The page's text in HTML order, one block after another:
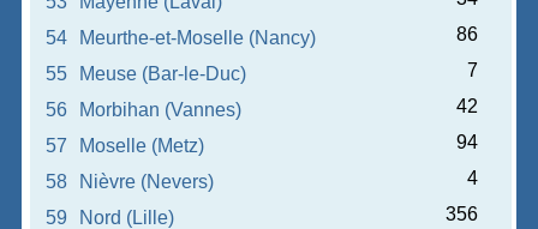
54
Meurthe-et-Moselle (Nancy)
86
55
Meuse (Bar-le-Duc)
7
56
Morbihan (Vannes)
42
57
Moselle (Metz)
94
58
Nièvre (Nevers)
4
59
Nord (Lille)
356